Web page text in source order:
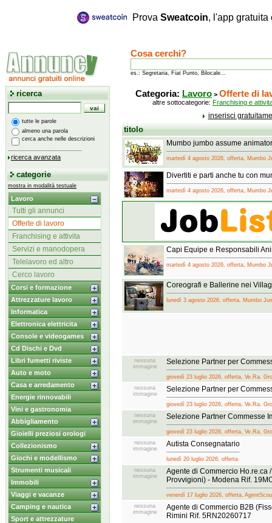
Prova Sweatcoin, l'app
Cosa cerchi?
es.: Segretaria, Fiat Punto, Bilocale...
ricerca
tutte le parole
almeno una parola
cerca anche nelle descrizioni
ricerca avanzata
categorie
mostra in modalità testuale
Lavoro
Tutti gli annunci
Offerte di lavoro
Franchising e attivita
Servizi e manodopera
Telelavoro ed altro
Cerco lavoro
Corsi e formazione
Attrezzature lavoro
Informatica
Elettronica elettricita
Console e videogames
Cd Dischi e Dvd
Libri fumetti riviste
Auto e moto
Casa e arredamento
Energie rinnovabili
Vini e gastronomia
Abbigliamento
Gioielli preziosi orologi
Collezionismo
Giochi e modellismo
Strumenti musicali
Immobili
Viaggi e vacanze
Camping e nautica
Sport e attrezzature
Categoria: Lavoro > Offerte di
altre sottocategorie: Franchising e
inserisci
titolo
Mumbo jumbo assume
martedì 4 agosto 2026, offerta, Mumbo
Divertiti e parti anche tu con
martedì 4 agosto 2026, offerta, Mumbo
Capi Equipe e Responsabili
martedì 4 agosto 2026, offerta, Mumbo
Coreografi e Ballerine nei
lunedì 3 agosto 2026, offerta, Mumbo
nessuna
immagine
Selezione Partner per
giovedì 23 luglio 2026, offerta, Ve.Ra.
nessuna
immagine
Selezione Partner per
giovedì 23 luglio 2026, offerta, Ve.Ra.
nessuna
immagine
Selezione Partner Commesse
giovedì 23 luglio 2026, offerta, Ve.Ra.
nessuna
immagine
Autista Consegnatario
lunedì 20 luglio 2026, offerta
nessuna
immagine
Agente di Commercio Ho.re.ca
Provvigioni) - Modena Rif.
venerdì 17 luglio 2026, offerta,
nessuna
immagine
Agente di Commercio B2B
Rimini Rif. 5RN20260717